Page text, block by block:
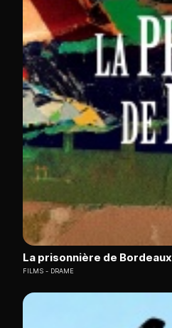
La prisonnière de Bordeaux
FILMS DRAME